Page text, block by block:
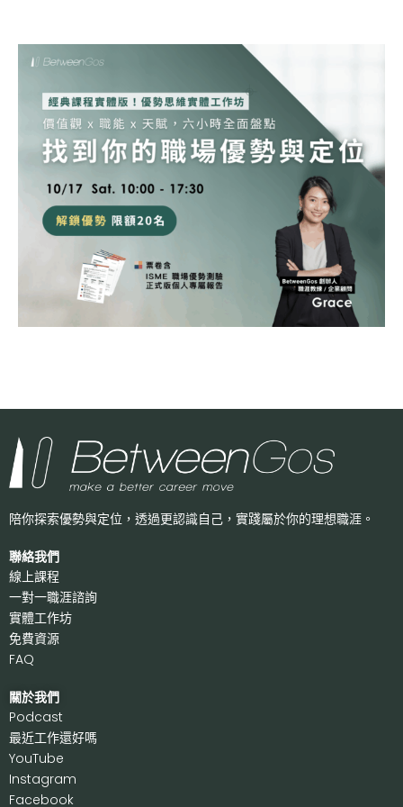
陪你探索優勢與定位，透過更認識自己， 實踐屬於你的理想職涯。
聯絡我們
線上課程
一對一職涯諮詢
實體工作坊
免費資源
FAQ
關於我們
Podcast
最近工作還好嗎
YouTube
Instagram
Facebook